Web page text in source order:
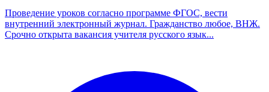
Проведение уроков согласно программе ФГОС, вести
внутренний электронный журнал. Гражданство любое, ВНЖ.
Срочно открыта вакансия учителя русского язык...